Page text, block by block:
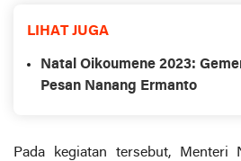
LIHAT JUGA
Natal Oikoumene 2023:
Pesan Nanang Ermanto
Pada kegiatan tersebut, Menteri